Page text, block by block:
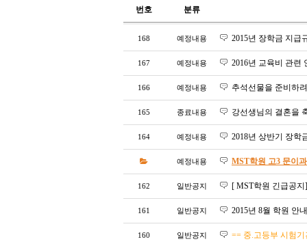
번호 분류
168 예정내용 2015년 장학금 지급
167 예정내용 2016년 교육비 관련
166 예정내용 추석선물을 준비하
165 종료내용 강선생님의 결혼을
164 예정내용 2018년 상반기 장학
예정내용 MST학원 고3 문이
162 일반공지 [ MST학원 긴급공
161 일반공지 2015년 8월 학원 안
160 일반공지 == 중.고등부 시험기